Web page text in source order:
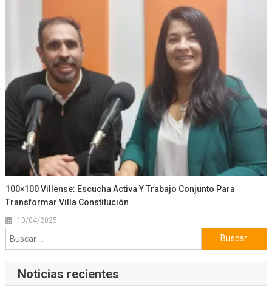
100×100 Villense: Escucha Activa Y Trabajo Conjunto Para
Transformar Villa Constitución
10/04/2025
Buscar:
Noticias recientes